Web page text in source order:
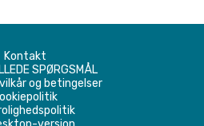
Kontakt
SPØRGSMÅL
og betingelser